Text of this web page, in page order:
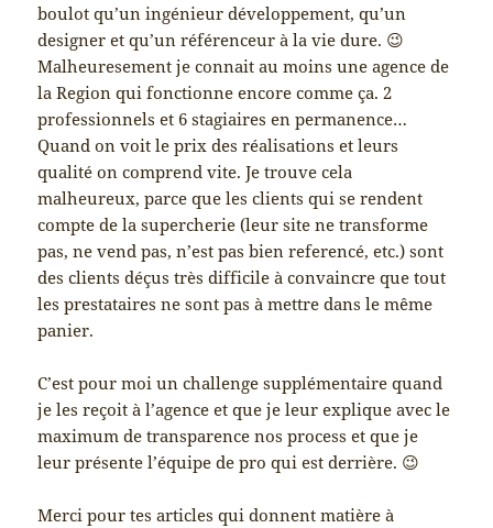
boulot qu’un ingénieur développement, qu’un
designer et qu’un référenceur à la vie dure. 😉
Malheuresement je connait au moins une agence de
la Region qui fonctionne encore comme ça. 2
professionnels et 6 stagiaires en permanence…
Quand on voit le prix des réalisations et leurs
qualité on comprend vite. Je trouve cela
malheureux, parce que les clients qui se rendent
compte de la supercherie (leur site ne transforme
pas, ne vend pas, n’est pas bien referencé, etc.) sont
des clients déçus très difficile à convaincre que tout
les prestataires ne sont pas à mettre dans le même
panier.
C’est pour moi un challenge supplémentaire quand
je les reçoit à l’agence et que je leur explique avec le
maximum de transparence nos process et que je
leur présente l’équipe de pro qui est derrière. 😉
Merci pour tes articles qui donnent matière à